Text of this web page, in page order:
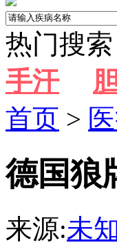
热门搜
手汗
首页 >
德国狼
来源:未